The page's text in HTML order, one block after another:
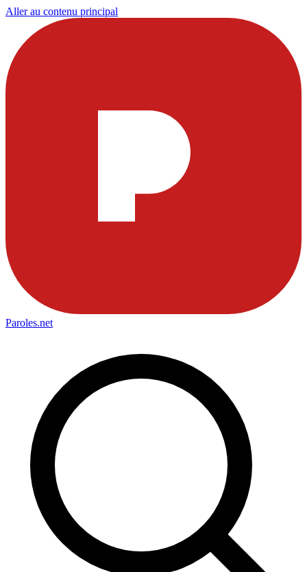
Aller au contenu principal
Paroles.net